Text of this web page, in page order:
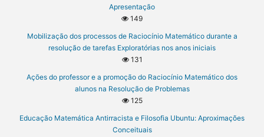
Apresentação
149
Mobilização dos processos de Raciocínio Matemático durante a
resolução de tarefas Exploratórias nos anos iniciais
131
Ações do professor e a promoção do Raciocínio Matemático dos
alunos na Resolução de Problemas
125
Educação Matemática Antirracista e Filosofia Ubuntu: Aproximações
Conceituais